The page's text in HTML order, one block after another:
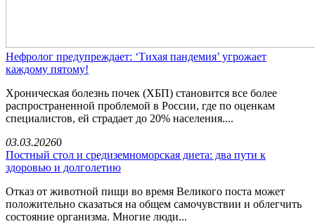
Нефролог предупреждает: ‘Тихая пандемия’ угрожает
каждому пятому!
Хроническая болезнь почек (ХБП) становится все более
распространенной проблемой в России, где по оценкам
специалистов, ей страдает до 20% населения....
03.03.20260
Постный стол и средиземноморская диета: два пути к
здоровью и долголетию
Отказ от животной пищи во время Великого поста может
положительно сказаться на общем самочувствии и облегчить
состояние организма. Многие люди...